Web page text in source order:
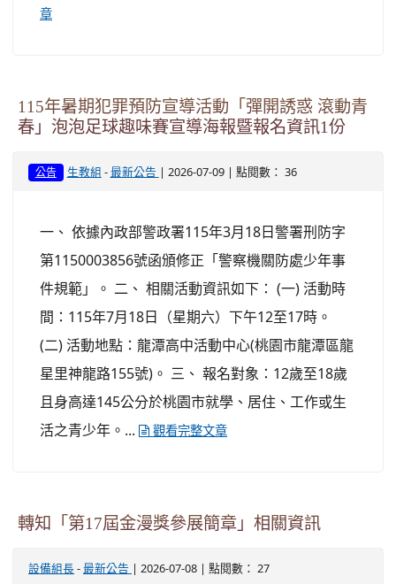
章
115年暑期犯罪預防宣導活動「彈開誘惑 滾動青
春」泡泡足球趣味賽宣導海報暨報名資訊1份
公告 生教組 - 最新公告 | 2026-07-09 | 點閱數： 36
一、 依據內政部警政署115年3月18日警署刑防字
第1150003856號函頒修正「警察機關防處少年事
件規範」。 二、 相關活動資訊如下： (一) 活動時
間：115年7月18日（星期六）下午12至17時。
(二) 活動地點：龍潭高中活動中心(桃園市龍潭區龍
星里神龍路155號)。 三、 報名對象：12歲至18歲
且身高達145公分於桃園市就學、居住、工作或生
活之青少年。...
觀看完整文章
轉知「第17屆金漫獎參展簡章」相關資訊
設備組長 - 最新公告 | 2026-07-08 | 點閱數： 27